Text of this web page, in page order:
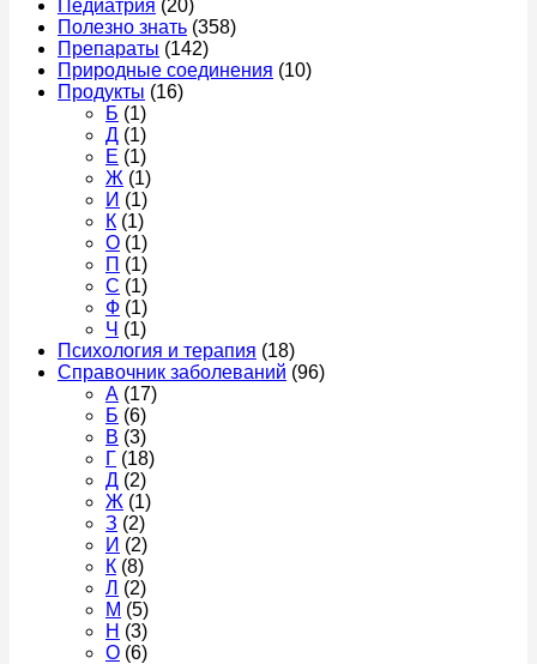
Педиатрия (20)
Полезно знать (358)
Препараты (142)
Природные соединения (10)
Продукты (16)
Б (1)
Д (1)
Е (1)
Ж (1)
И (1)
К (1)
О (1)
П (1)
С (1)
Ф (1)
Ч (1)
Психология и терапия (18)
Справочник заболеваний (96)
А (17)
Б (6)
В (3)
Г (18)
Д (2)
Ж (1)
З (2)
И (2)
К (8)
Л (2)
М (5)
Н (3)
О (6)